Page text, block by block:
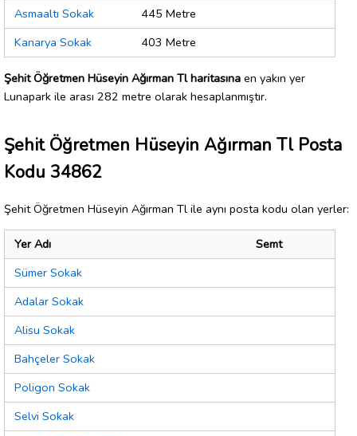
Asmaaltı Sokak
445 Metre
Kanarya Sokak
403 Metre
Şehit Öğretmen Hüseyin Ağırman Tl haritasına en yakın yer
Lunapark ile arası 282 metre olarak hesaplanmıştır.
Şehit Öğretmen Hüseyin Ağırman Tl Posta
Kodu 34862
Şehit Öğretmen Hüseyin Ağırman Tl ile aynı posta kodu olan yerler:
Yer Adı
Semt
Sümer Sokak
Adalar Sokak
Alisu Sokak
Bahçeler Sokak
Poligon Sokak
Selvi Sokak